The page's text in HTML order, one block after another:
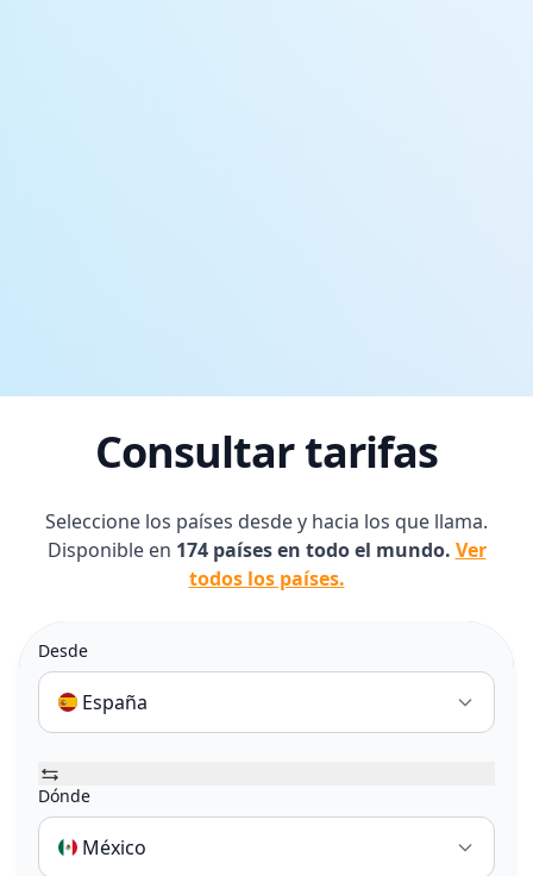
Consultar tarifas
Seleccione los países desde y hacia los que llama.
Disponible en 174 países en todo el mundo. Ver
todos los países.
Desde
España
Dónde
México